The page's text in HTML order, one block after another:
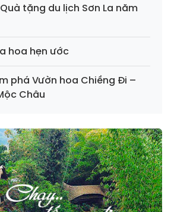
tặng du lịch Sơn La năm
hoa hẹn ước
phá Vườn hoa Chiềng Đi –
Châu